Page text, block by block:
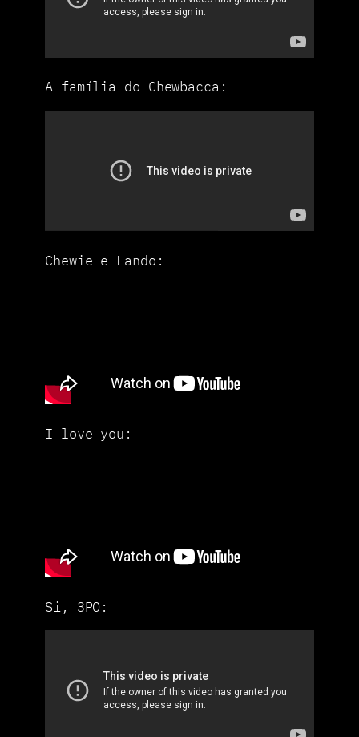
A família do Chewbacca:
Chewie e Lando:
I love you:
Si, 3PO: